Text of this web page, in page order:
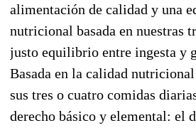
alimentación de calidad y una
nutricional basada en nuestras
justo equilibrio entre ingesta y
Basada en la calidad
sus tres o cuatro comidas
derecho básico y elemental: el